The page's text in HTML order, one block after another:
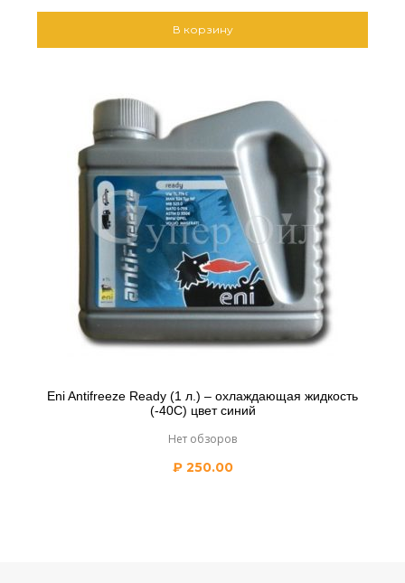
В корзину
Eni Antifreeze Ready (1 л.) – охлаждающая жидкость
(-40С) цвет синий
Нет обзоров
₽250.00